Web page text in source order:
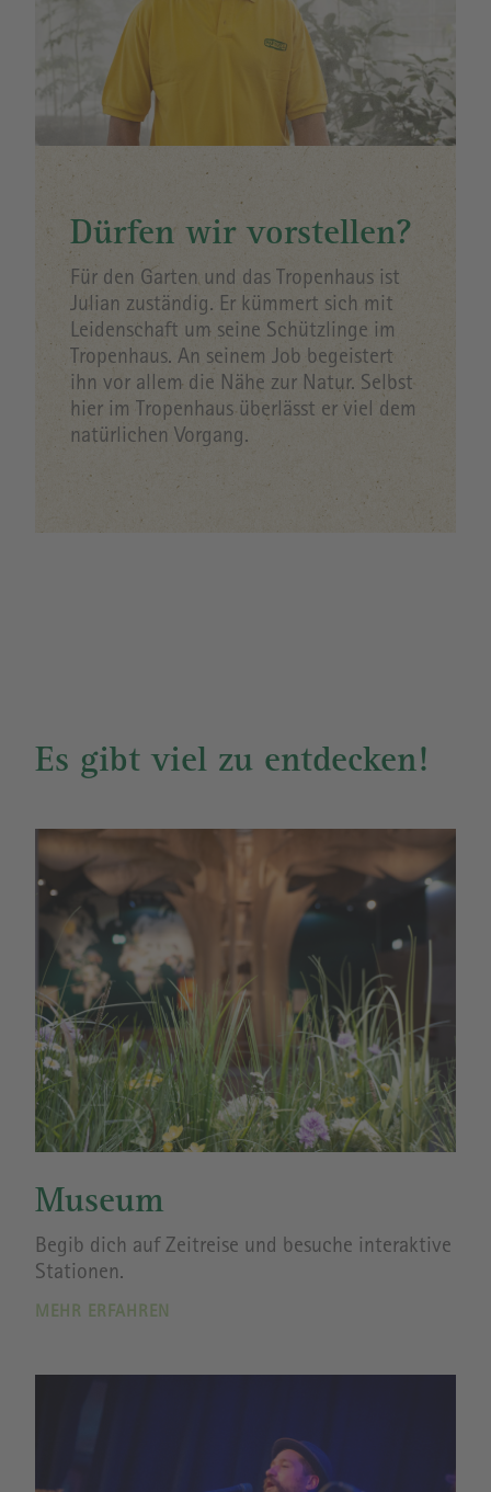
Dürfen wir vorstellen?
Für den Garten und das Tropenhaus ist
Julian zuständig. Er kümmert sich mit
Leidenschaft um seine Schützlinge im
Tropenhaus. An seinem Job begeistert
ihn vor allem die Nähe zur Natur. Selbst
hier im Tropenhaus überlässt er viel dem
natürlichen Vorgang.
Es gibt viel zu entdecken!
Museum
Begib dich auf Zeitreise und besuche interaktive
Stationen.
MEHR ERFAHREN